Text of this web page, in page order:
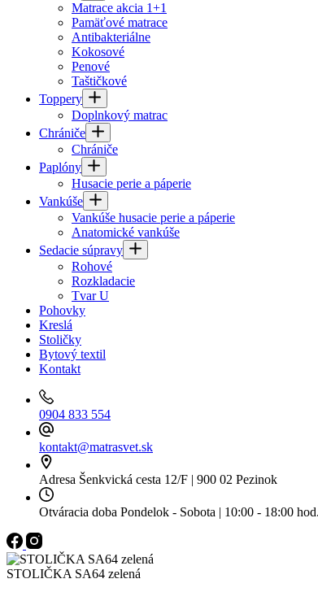
Matrace akcia 1+1
Pamäťové matrace
Antibakteriálne
Kokosové
Penové
Taštičkové
Toppery
Doplnkový matrac
Chrániče
Chrániče
Paplóny
Husacie perie a páperie
Vankúše
Vankúše husacie perie a páperie
Anatomické vankúše
Sedacie súpravy
Rohové
Rozkladacie
Tvar U
Pohovky
Kreslá
Stoličky
Bytový textil
Kontakt
0904 833 554
kontakt@matrasvet.sk
Adresa Šenkvická cesta 12/F | 900 02 Pezinok
Otváracia doba Pondelok - Sobota | 10:00 - 18:00 hod.
STOLIČKA SA64 zelená